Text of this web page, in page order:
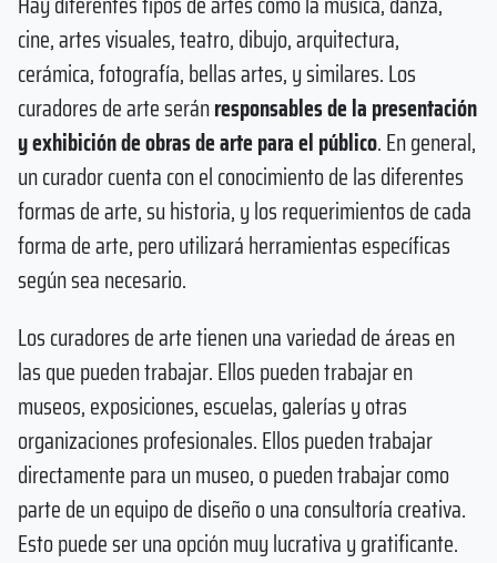
cine, artes visuales, teatro, dibujo, arquitectura,
cerámica, fotografía, bellas artes, y similares. Los
curadores de arte seránresponsables de la presentación
y exhibición de obras de arte para el público. En general,
un curador cuenta con el conocimiento de las diferentes
formas de arte, su historia, y los requerimientos de cada
forma de arte, pero utilizará herramientas específicas
según sea necesario.
Los curadores de arte tienen una variedad de áreas en
las que pueden trabajar. Ellos pueden trabajar en
museos, exposiciones, escuelas, galerías y otras
organizaciones profesionales. Ellos pueden trabajar
directamente para un museo, o pueden trabajar como
parte de un equipo de diseño o una consultoría creativa.
Esto puede ser una opción muy lucrativa y gratificante.